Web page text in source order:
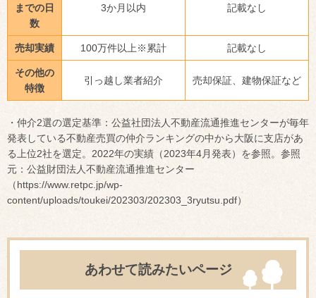
までの日
数
3か月以内 記載なし
売却実績 100万件以上※累計 記載なし
その他の
特徴
引っ越し業者紹介 売却保証、建物保証など
・仲介2選の選定基準：公益社団法人不動産流通推進センターが毎年
発表している不動産売買の仲介ランキングの中から大阪に支店があ
る上位2社を選定。2022年の実績（2023年4月発表）を参照。参照
元：公益財団法人不動産流通推進センター
（https://www.retpc.jp/wp-
content/uploads/toukei/202303/202303_3ryutsu.pdf）
あわせて読みたいページ